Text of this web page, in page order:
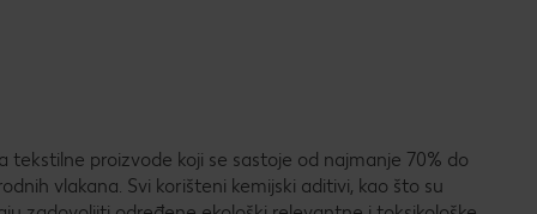
tekstilne proizvode koji se sastoje od najmanje 70% do
vlakana. Svi korišteni kemijski aditivi, kao što su